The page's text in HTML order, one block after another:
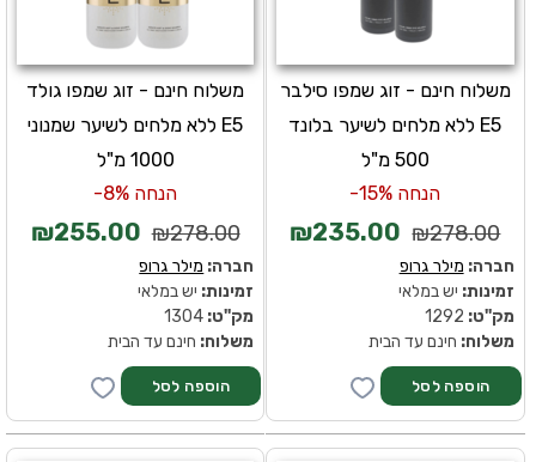
משלוח חינם - זוג שמפו גולד
E5 ללא מלחים לשיער שמנוני
1000 מ"ל
הנחה 8%-
₪278.00
₪255.00
חברה: מילר גרופ
זמינות: יש במלאי
מק''ט:
משלוח: חינם עד הבית
משלוח חינם - זוג שמפו סילבר
E5 ללא מלחים לשיער בלונד
500 מ"ל
הנחה 15%-
₪278.00
₪235.00
חברה: מילר גרופ
זמינות: יש במלאי
מק''ט:
משלוח: חינם עד הבית